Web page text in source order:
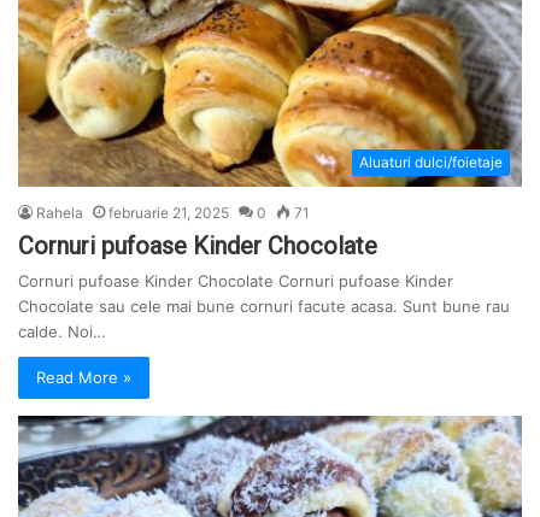
Aluaturi dulci/foietaje
Rahela februarie 21, 2025 0 71
Cornuri pufoase Kinder Chocolate
Cornuri pufoase Kinder Chocolate Cornuri pufoase Kinder
Chocolate sau cele mai bune cornuri facute acasa. Sunt bune rau
calde. Noi…
Read More »